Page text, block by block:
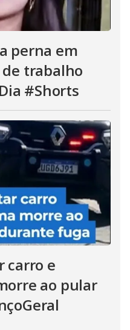
perna em
trabalho
#Shorts
carro e
ao pular